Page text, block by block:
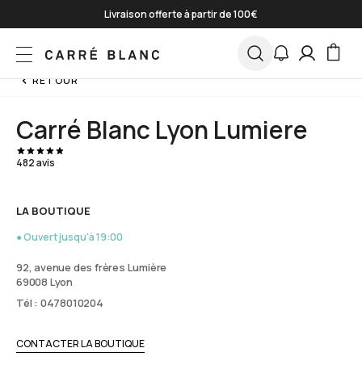
Livraison offerte à partir de 100€
RETOUR
Carré Blanc Lyon Lumiere
482 avis
LA BOUTIQUE
● Ouvert jusqu'à 19:00
92, avenue des frères Lumière
69008 Lyon
Tél : 0478010204
CONTACTER LA BOUTIQUE